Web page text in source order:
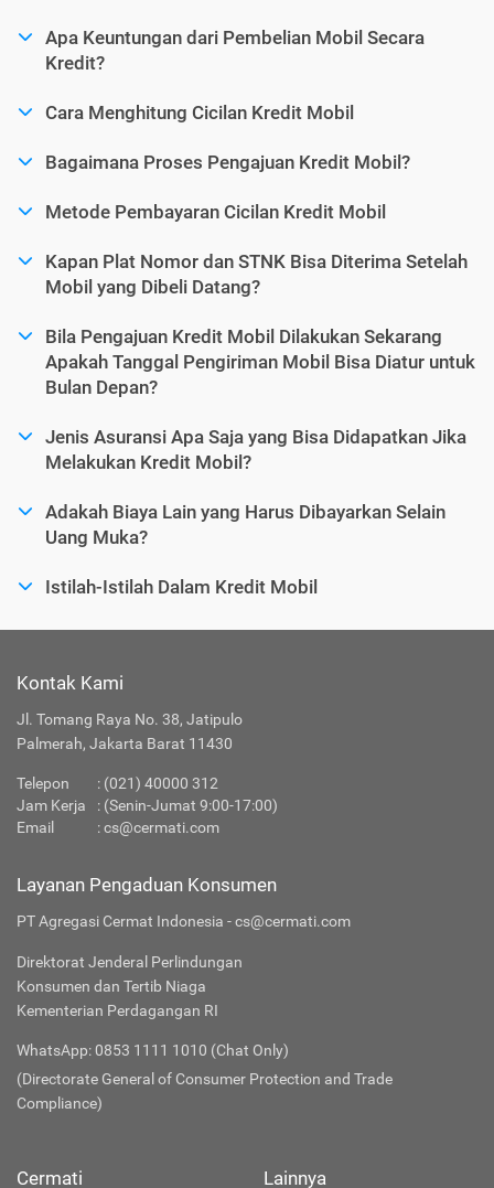
Apa Keuntungan dari Pembelian Mobil Secara
Kredit?
Cara Menghitung Cicilan Kredit Mobil
Bagaimana Proses Pengajuan Kredit Mobil?
Metode Pembayaran Cicilan Kredit Mobil
Kapan Plat Nomor dan STNK Bisa Diterima Setelah
Mobil yang Dibeli Datang?
Bila Pengajuan Kredit Mobil Dilakukan Sekarang
Apakah Tanggal Pengiriman Mobil Bisa Diatur untuk
Bulan Depan?
Jenis Asuransi Apa Saja yang Bisa Didapatkan Jika
Melakukan Kredit Mobil?
Adakah Biaya Lain yang Harus Dibayarkan Selain
Uang Muka?
Istilah-Istilah Dalam Kredit Mobil
Kontak Kami
Jl. Tomang Raya No. 38, Jatipulo
Palmerah, Jakarta Barat 11430
Telepon : (021) 40000 312
Jam Kerja
: (Senin-Jumat 9:00-17:00)
Email
:cs@cermati.com
Layanan Pengaduan Konsumen
PT Agregasi Cermat Indonesia - cs@cermati.com
Direktorat Jenderal Perlindungan
Konsumen dan Tertib Niaga
Kementerian Perdagangan RI
WhatsApp: 0853 1111 1010 (Chat Only)
(Directorate General of Consumer Protection and Trade
Compliance)
Cermati Lainnya